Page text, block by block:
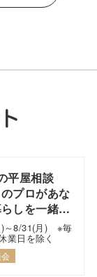
平屋相談
プロがあな
しを一緒に
)～8/31(月) ※毎
業日を除く